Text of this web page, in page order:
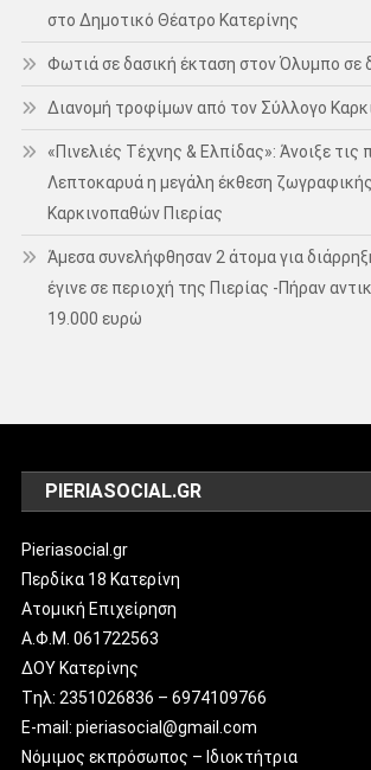
στο Δημοτικό Θέατρο Κατερίνης
Φωτιά σε δασική έκταση στον Όλυμπο σε
Διανομή τροφίμων από τον Σύλλογο
«Πινελιές Τέχνης & Ελπίδας»: Άνοιξε τις
Λεπτοκαρυά η μεγάλη έκθεση
Καρκινοπαθών Πιερίας
Άμεσα συνελήφθησαν 2 άτομα για
έγινε σε περιοχή της Πιερίας -Πήραν
19.000 ευρώ
PIERIASOCIAL.GR
Pieriasocial.gr
Περδίκα 18 Κατερίνη
Ατομική Επιχείρηση
Α.Φ.Μ. 061722563
ΔΟΥ Κατερίνης
Tηλ: 2351026836 – 6974109766
E-mail: pieriasocial@gmail.com
Νόμιμος εκπρόσωπος – Ιδιοκτήτρια